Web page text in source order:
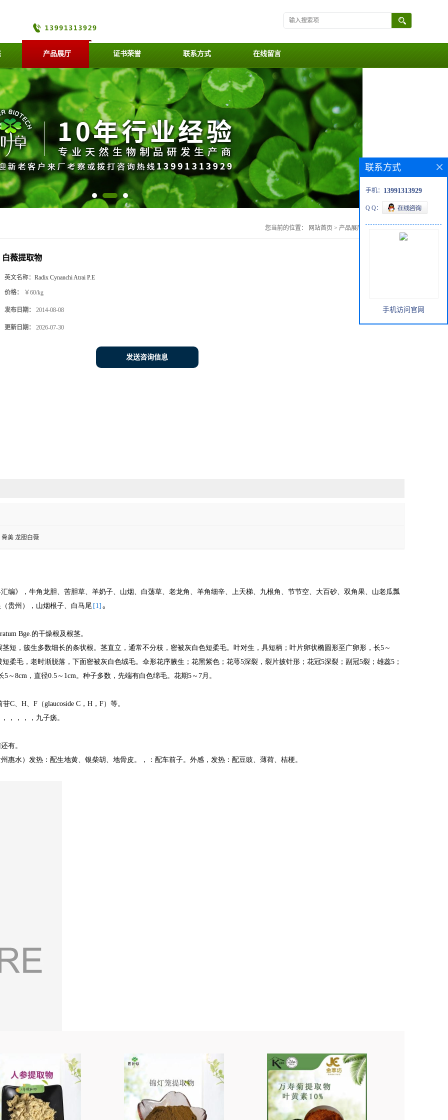
产品展厅 证书荣誉 联系方式 在线留言
您当前的位置： 网站首页 > 产品展厅
白薇提取物
英文名称： Radix Cynanchi Atrai P.E
价格： ￥60/kg
发布日期： 2014-08-08
更新日期： 2026-07-30
发送咨询信息
美 龙胆白薇
编》，牛角龙胆、苦胆草、羊奶子、山烟、白荡草、老龙角、羊角细辛、上天梯、九根角、节节空、大百砂、双角果、山老瓜瓢
贵州），山烟根子、白马尾 [1] 。
Bge.的干燥根及根茎。
短，簇生多数细长的条状根。茎直立，通常不分枝，密被灰白色短柔毛。叶对生，具短柄；叶片卵状椭圆形至广卵形，长5 ～
柔毛，老时渐脱落，下面密被灰白色绒毛。伞形花序腋生；花黑紫色；花萼5深裂，裂片披针形；花冠5深裂；副冠5裂；雄蕊5 ；
5 ～ 8cm ，直径0.5 ～ 1cm。种子多数，先端有白色绵毛。花期5 ～ 7月。
苷C、 H、 F （glaucoside C ， H ， F）等。
，，，，九子疡。
有。
惠水）发热：配生地黄、银柴胡、地骨皮。，：配车前子。外感，发热：配豆豉、薄荷、桔梗。
联系方式
手机： 13991313929
Q Q：
手机访问官网